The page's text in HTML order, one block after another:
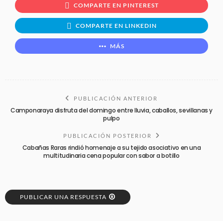
COMPARTE EN PINTEREST
COMPARTE EN LINKEDIN
MÁS
PUBLICACIÓN ANTERIOR
Camponaraya disfruta del domingo entre lluvia, caballos, sevillanas y
pulpo
PUBLICACIÓN POSTERIOR
Cabañas Raras rindió homenaje a su tejido asociativo en una
multitudinaria cena popular con sabor a botillo
PUBLICAR UNA RESPUESTA